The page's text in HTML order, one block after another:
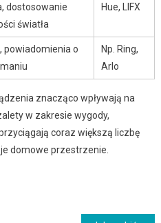
dostosowanie
światła
Hue, LIFX
powiadomienia o
Np. Ring,
Arlo
znacząco wpływają na
w zakresie wygody,
coraz większą liczbę
domowe przestrzenie.